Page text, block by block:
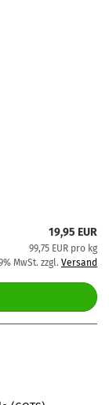
19,95 EUR
99,75 EUR pro kg
MwSt. zzgl. Versand